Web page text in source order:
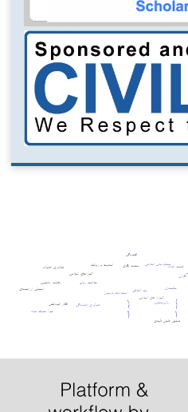
سالمندان
کمیته امداد
آموزه های اسلامی
مثبت نگری
استلزامات تربیتی
احادیث و روایات
آموزه‌های اسلامی
تاب‌آوری خانوادگی حسن معاشرت منابع اسلامی
رضایت زناشویی
تاب‌آوری خانواده
معنادرمانی اسلامی
سلامت روان
احساس ارزشمندی
رشد اخلاقی
روان‌سنجی
تحلیل عاملی تأییدی
افکار خودکشی
نگرانی
افسردگی
سوء مصرف مواد